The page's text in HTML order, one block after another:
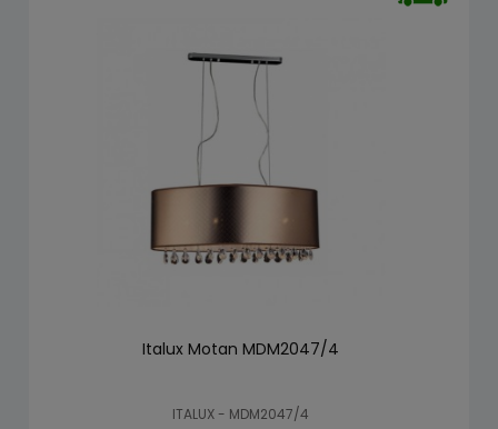
Italux Motan MDM2047/4
ITALUX - MDM2047/4